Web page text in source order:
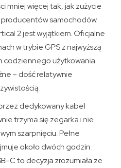
mniej więcej tak, jak zużycie
samochodów.
2 jest wyjątkiem. Oficjalne
w trybie GPS z najwyższą
codziennego użytkowania
– dość relatywnie
dedykowany kabel
trzyma się zegarka i nie
szarpnięciu. Pełne
około dwóch godzin.
C to decyzja zrozumiała ze